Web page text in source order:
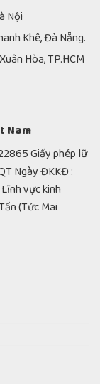
Nội
Khê, Đà Nẵng.
Hòa, TP.HCM
Nam
Giấy phép lữ
Ngày ĐKKĐ :
vực kinh
(Tức Mai